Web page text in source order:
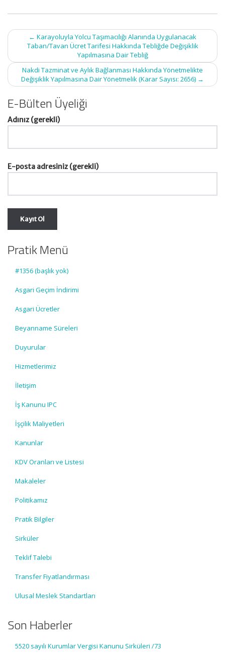
Post
navigation
← Karayoluyla Yolcu Taşımacılığı Alanında Uygulanacak
Taban/Tavan Ücret Tarifesi Hakkında Tebliğde Değişiklik
Yapılmasına Dair Tebliğ
Nakdi Tazminat ve Aylık Bağlanması Hakkında Yönetmelikte
Değişiklik Yapılmasına Dair Yönetmelik (Karar Sayısı: 2656) →
E-Bülten Üyeliği
Adınız (gerekli)
E-posta adresiniz (gerekli)
Pratik Menü
#1356 (başlık yok)
Asgari Geçim İndirimi
Asgari Ücretler
Beyanname Süreleri
Duyurular
Hizmetlerimiz
İletişim
İş Kanunu IPC
İşçilik Maliyetleri
Kanunlar
KDV Oranları ve Listesi
Makaleler
Politikamız
Pratik Bilgiler
Sirküler
Teklif Talebi
Transfer Fiyatlandırması
Ulusal Meslek Standartları
Son Haberler
5520 sayılı Kurumlar Vergisi Kanunu Sirküleri /73